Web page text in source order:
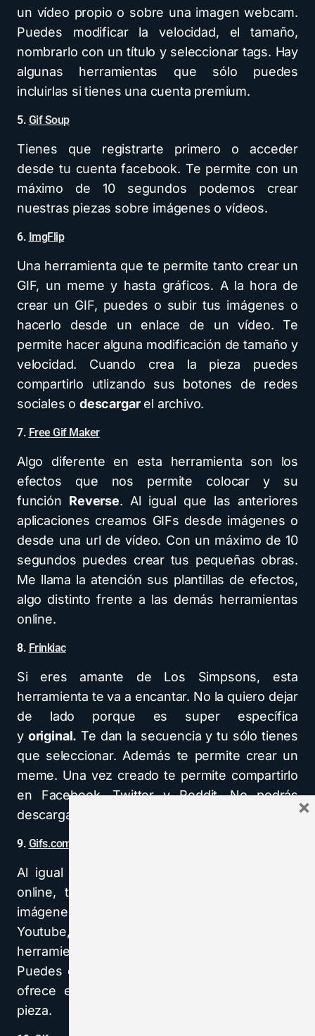
un vídeo propio o sobre una imagen webcam.
Puedes modificar la velocidad, el tamaño,
nombrarlo con un título y seleccionar tags. Hay
algunas herramientas que sólo puedes
incluirlas si tienes una cuenta premium.
5. Gif Soup
Tienes que registrarte primero o acceder
desde tu cuenta facebook. Te permite con un
máximo de 10 segundos podemos crear
nuestras piezas sobre imágenes o vídeos.
6. ImgFlip
Una herramienta que te permite tanto crear un
GIF, un meme y hasta gráficos. A la hora de
crear un GIF, puedes o subir tus imágenes o
hacerlo desde un enlace de un vídeo. Te
permite hacer alguna modificación de tamaño y
velocidad. Cuando crea la pieza puedes
compartirlo utlizando sus botones de redes
sociales odescargarel archivo.
7. Free Gif Maker
Algo diferente en esta herramienta son los
efectos que nos permite colocar y su
función Reverse. Al igual que las anteriores
aplicaciones creamos GIFs desde imágenes o
desde una url de vídeo. Con un máximo de 10
segundos puedes crear tus pequeñas obras.
Me llama la atención sus plantillas de efectos,
algo distinto frente a las demás herramientas
online.
8. Frinkiac
Si eres amante de Los Simpsons, esta
herramienta te va a encantar. No la quiero dejar
de lado porque es super específica
y original. Te dan la secuencia y tu sólo tienes
que seleccionar. Además te permite crear un
meme. Una vez creado te permite compartirlo
en Facebook, Twitter y Reddit. No podrás
descargar tu obra.
9. Gifs.com
Al igual que la mayoría de las herramientas
online, te permite crear GIF desde propias
imágenes o desde una url. La url puede ser de
Youtube, Vimeo o Instagram. Hay bastantes
herramientas de edición que podemos utilizar.
Puedes compartir tu GIF en redes sociales, te
ofrece el enlace y te permite descargar tu
pieza.
×